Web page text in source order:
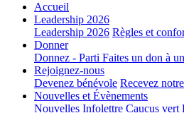
Accueil
Leadership 2026
Leadership 2026 Règles et
Donner
Donnez - Parti Faites un don à
Rejoignez-nous
Devenez bénévole Recevez
Nouvelles et Évènements
Nouvelles Infolettre Caucus vert